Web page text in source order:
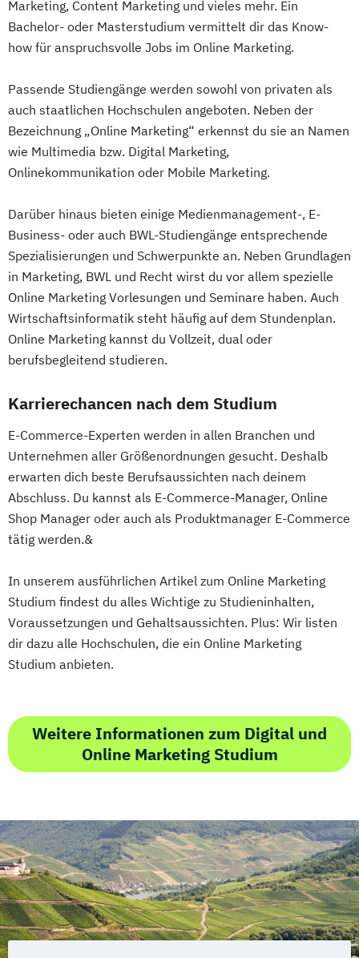
Marketing, Content Marketing und vieles mehr. Ein
Bachelor- oder Masterstudium vermittelt dir das Know-
how für anspruchsvolle Jobs im Online Marketing.
Passende Studiengänge werden sowohl von privaten als
auch staatlichen Hochschulen angeboten. Neben der
Bezeichnung „Online Marketing“ erkennst du sie an Namen
wie Multimedia bzw. Digital Marketing,
Onlinekommunikation oder Mobile Marketing.
Darüber hinaus bieten einige Medienmanagement-, E-
Business- oder auch BWL-Studiengänge entsprechende
Spezialisierungen und Schwerpunkte an. Neben Grundlagen
in Marketing, BWL und Recht wirst du vor allem spezielle
Online Marketing Vorlesungen und Seminare haben. Auch
Wirtschaftsinformatik steht häufig auf dem Stundenplan.
Online Marketing kannst du Vollzeit, dual oder
berufsbegleitend studieren.
Karrierechancen nach dem Studium
E-Commerce-Experten werden in allen Branchen und
Unternehmen aller Größenordnungen gesucht. Deshalb
erwarten dich beste Berufsaussichten nach deinem
Abschluss. Du kannst als E-Commerce-Manager, Online
Shop Manager oder auch als Produktmanager E-Commerce
tätig werden.&
In unserem ausführlichen Artikel zum Online Marketing
Studium findest du alles Wichtige zu Studieninhalten,
Voraussetzungen und Gehaltsaussichten. Plus: Wir listen
dir dazu alle Hochschulen, die ein Online Marketing
Studium anbieten.
Weitere Informationen zum Digital und
Online Marketing Studium